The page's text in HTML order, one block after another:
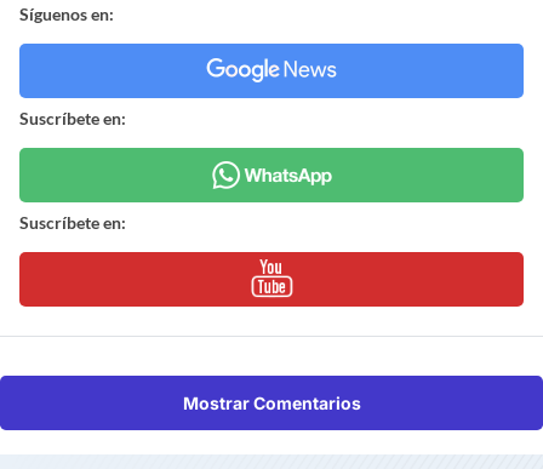
Síguenos en:
Suscríbete en:
Suscríbete en:
Mostrar Comentarios